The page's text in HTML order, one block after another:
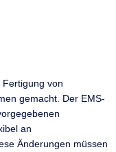
Fertigung von
gemacht. Der EMS-
an
Änderungen müssen